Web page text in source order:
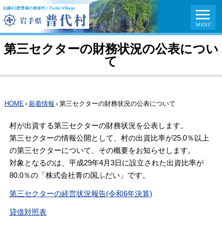
第三セクターの財務状況の公表につい
て
HOME › 新着情報 › 第三セクターの財務状況の公表について
村が出資する第三セクターの財務状況を公表します。
第三セクターの情報公開として、村の出資比率が25.0％以上
の第三セクターについて、その概要をお知らせします。
対象となるのは、平成29年4月3日に設立された出資比率が
80.0％の「株式会社青の国ふだい」です。
第三セクターの経営状況報告(令和6年決算)
貸借対照表